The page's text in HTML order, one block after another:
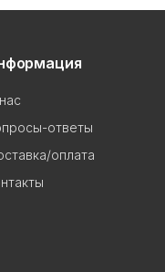
ответы
оплата